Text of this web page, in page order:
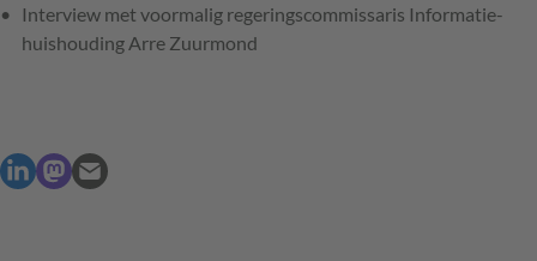
Interview met voormalig regeringscommissaris Informatie­
huishouding Arre Zuurmond